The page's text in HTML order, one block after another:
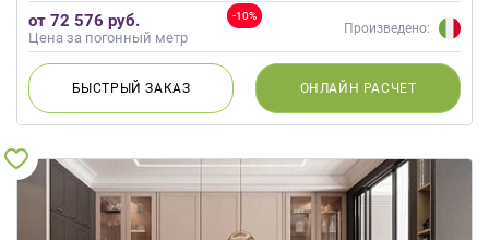
-10%
от 72 576 руб.
Цена за погонный метр
Произведено:
БЫСТРЫЙЗАКАЗ ОНЛАЙН РАСЧЕТ